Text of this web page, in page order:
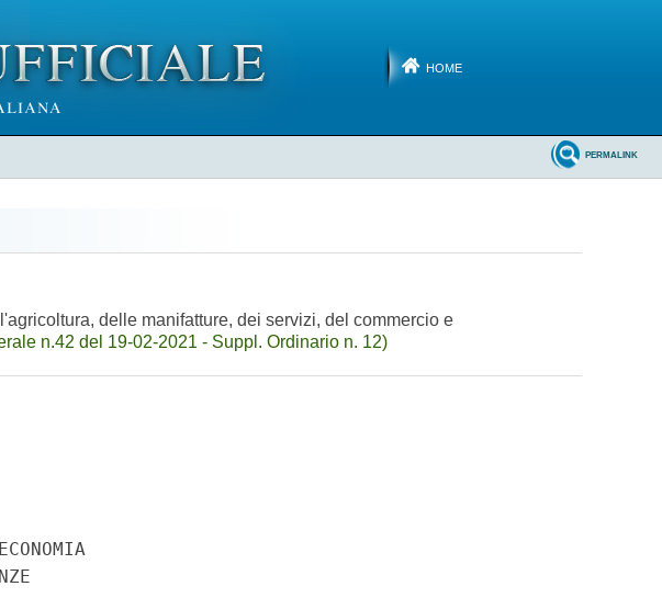
HOME
PERMALINK
delle manifatture, dei servizi, del commercio e
n.42 del 19-02-2021 - Suppl. Ordinario n. 12)